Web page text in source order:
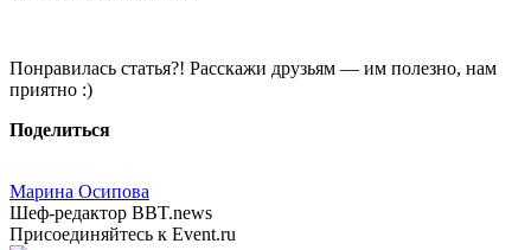
Понравилась статья?! Расскажи друзьям — им полезно, нам
приятно :)
Поделиться
Марина Осипова
Шеф-редактор BBT.news
Присоединяйтесь к Event.ru